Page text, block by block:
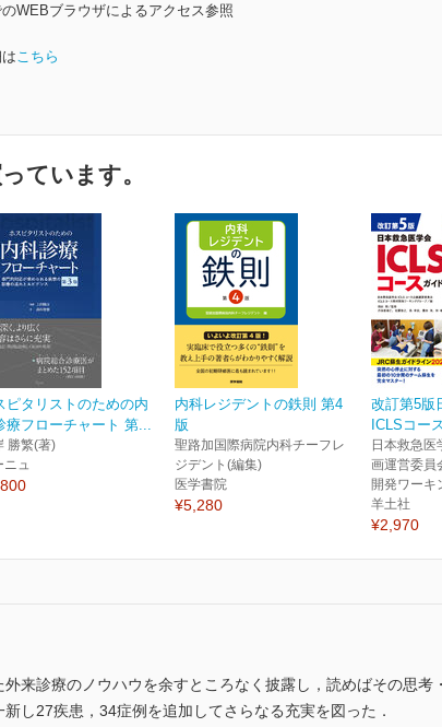
WEBブラウザによるアクセス参照
こちら
ています。
ピタリストのための内
療フローチャート 第...
勝繁(著)
ニュ
内科レジデントの鉄則 第4
版
聖路加国際病院内科チーフレ
ジデント(編集)
医学書院
¥5,280
改訂第5版
ICLSコー
日本救急医
画運営委員
開発ワーキ
羊土社
¥2,970
来診療のノウハウを余すところなく披露し，読めばその思考
し27疾患，34症例を追加してさらなる充実を図った．